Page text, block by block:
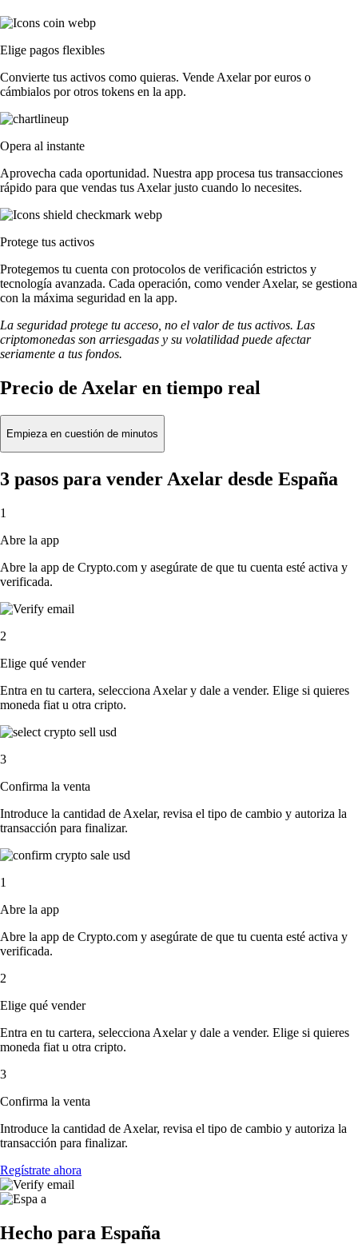
Elige pagos flexibles
Convierte tus activos como quieras. Vende Axelar por euros o
cámbialos por otros tokens en la app.
Opera al instante
Aprovecha cada oportunidad. Nuestra app procesa tus transacciones
rápido para que vendas tus Axelar justo cuando lo necesites.
Protege tus activos
Protegemos tu cuenta con protocolos de verificación estrictos y
tecnología avanzada. Cada operación, como vender Axelar, se gestiona
con la máxima seguridad en la app.
La seguridad protege tu acceso, no el valor de tus activos. Las
criptomonedas son arriesgadas y su volatilidad puede afectar
seriamente a tus fondos.
Precio de Axelar en tiempo real
Empieza en cuestión de minutos
3 pasos para vender Axelar desde España
1
Abre la app
Abre la app de Crypto.com y asegúrate de que tu cuenta esté activa y
verificada.
2
Elige qué vender
Entra en tu cartera, selecciona Axelar y dale a vender. Elige si quieres
moneda fiat u otra cripto.
3
Confirma la venta
Introduce la cantidad de Axelar, revisa el tipo de cambio y autoriza la
transacción para finalizar.
1
Abre la app
Abre la app de Crypto.com y asegúrate de que tu cuenta esté activa y
verificada.
2
Elige qué vender
Entra en tu cartera, selecciona Axelar y dale a vender. Elige si quieres
moneda fiat u otra cripto.
3
Confirma la venta
Introduce la cantidad de Axelar, revisa el tipo de cambio y autoriza la
transacción para finalizar.
Regístrate ahora
Hecho para España